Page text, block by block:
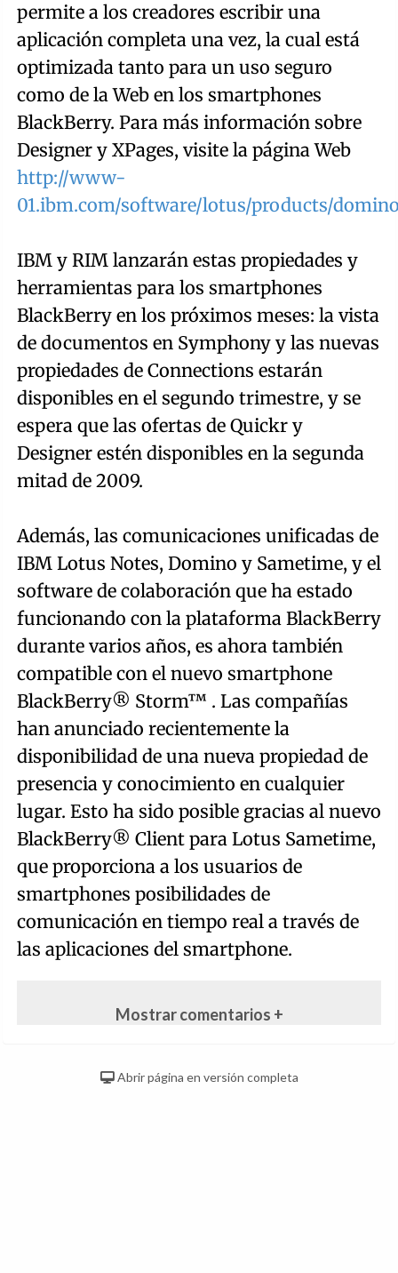
permite a los creadores escribir una
aplicación completa una vez, la cual está
optimizada tanto para un uso seguro
como de la Web en los smartphones
BlackBerry. Para más información sobre
Designer y XPages, visite la página Web
http://www-
01.ibm.com/software/lotus/products/
IBM y RIM lanzarán estas propiedades y
herramientas para los smartphones
BlackBerry en los próximos meses: la vista
de documentos en Symphony y las nuevas
propiedades de Connections estarán
disponibles en el segundo trimestre, y se
espera que las ofertas de Quickr y
Designer estén disponibles en la segunda
mitad de 2009.
Además, las comunicaciones unificadas de
IBM Lotus Notes, Domino y Sametime, y el
software de colaboración que ha estado
funcionando con la plataforma BlackBerry
durante varios años, es ahora también
compatible con el nuevo smartphone
BlackBerry® Storm™ . Las compañías
han anunciado recientemente la
disponibilidad de una nueva propiedad de
presencia y conocimiento en cualquier
lugar. Esto ha sido posible gracias al nuevo
BlackBerry® Client para Lotus Sametime,
que proporciona a los usuarios de
smartphones posibilidades de
comunicación en tiempo real a través de
las aplicaciones del smartphone.
Mostrar comentarios +
Abrir página en versión completa